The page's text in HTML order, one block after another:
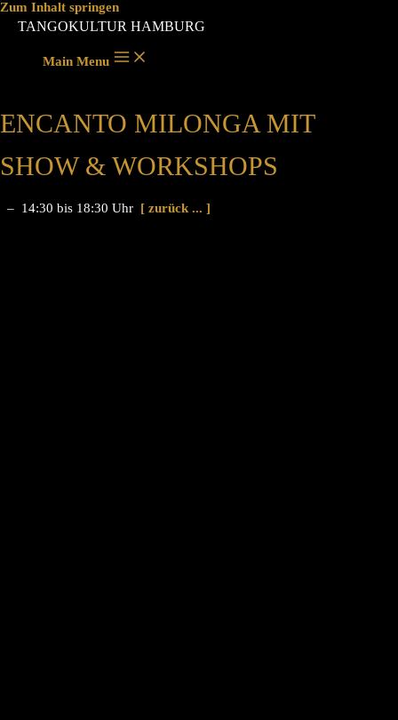
Zum Inhalt springen
TANGOKULTUR HAMBURG
Main Menu
ENCANTO MILONGA MIT
SHOW & WORKSHOPS
– 14:30 bis 18:30 Uhr [ zurück ... ]